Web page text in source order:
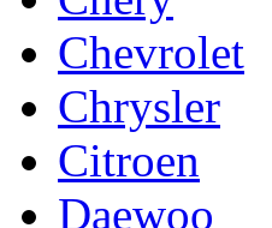
Chevrolet
Chrysler
Citroen
Daewoo